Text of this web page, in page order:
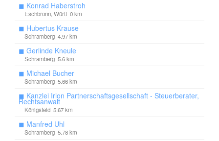
◼ Konrad Haberstroh
Eschbronn, Württ 0 km
◼ Hubertus Krause
Schramberg 4.97 km
◼ Gerlinde Kneule
Schramberg 5.6 km
◼ Michael Bucher
Schramberg 5.66 km
◼ Kanzlei Irion Partnerschaftsgesellschaft - Steuerberater,
Rechtsanwalt
Königsfeld 5.67 km
◼ Manfred Uhl
Schramberg 5.78 km